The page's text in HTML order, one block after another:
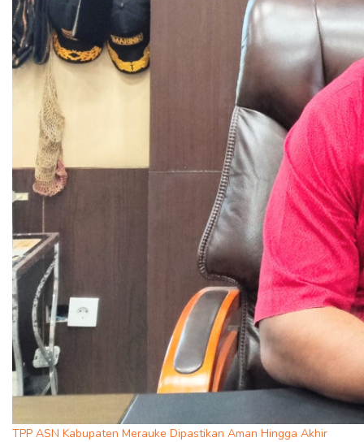
TPP ASN Kabupaten Merauke Dipastikan Aman Hingga Akhir